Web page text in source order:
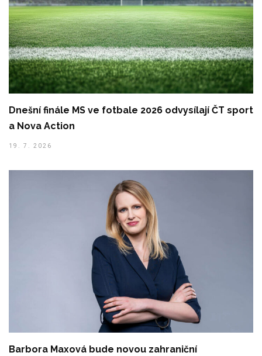
Dnešní finále MS ve fotbale 2026 odvysílají ČT sport
a Nova Action
19. 7. 2026
Barbora Maxová bude novou zahraniční